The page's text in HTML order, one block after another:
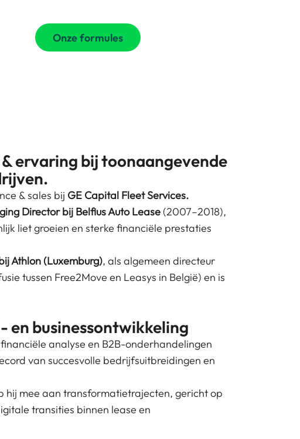
Onze formules
ervaring bij toonaangevende
& sales bij GE Capital Fleet Services.
Director bij Belfius Auto Lease (2007–2018),
liet groeien en sterke financiële prestaties
Athlon (Luxemburg), als algemeen directeur
tussen Free2Move en Leasys in België) en is
en businessontwikkeling
analyse en B2B-onderhandelingen
van succesvolle bedrijfsuitbreidingen en
hij mee aan transformatietrajecten, gericht op
transities binnen lease en